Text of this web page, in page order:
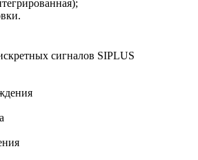
сигналов SIPLUS